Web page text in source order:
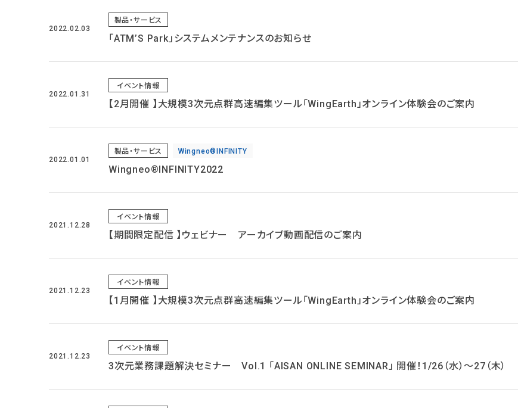
2022.02.03
製品・サービス
「ATM’S Park」システムメンテナンスのお知らせ
2022.01.31
イベント情報
【2月開催 】大規模3次元点群高速編集ツール「WingEarth」オンライン体験会のご案内
2022.01.01
製品・サービス Wingneo®INFINITY
Wingneo®INFINITY2022
2021.12.28
イベント情報
【期間限定配信 】ウェビナー アーカイブ動画配信のご案内
2021.12.23
イベント情報
【1月開催 】大規模3次元点群高速編集ツール「WingEarth」オンライン体験会のご案内
2021.12.23
イベント情報
3次元業務課題解決セミナー Vol.1 「AISAN ONLINE SEMINAR」 開催！1/26（水）～27（木）